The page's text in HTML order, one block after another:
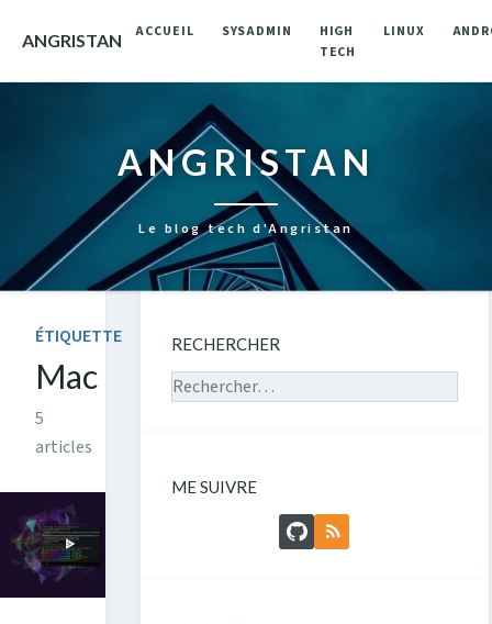
ANGRISTAN ACCUEIL SYSADMIN
HIGH
TECH
LINUX
ANGRISTAN
Le blog tech d'Angristan
ÉTIQUETTE
Mac
5
articles
RECHERCHER
Rechercher sur le site
ME SUIVRE
GitHubFlux RSS